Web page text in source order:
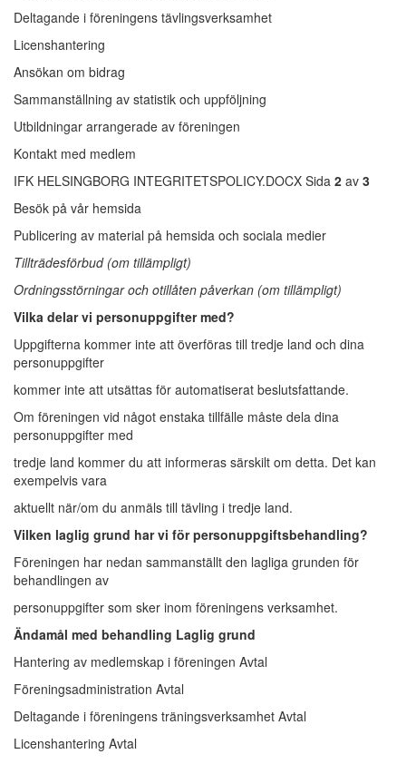
Deltagande i föreningens tävlingsverksamhet
Licenshantering
Ansökan om bidrag
Sammanställning av statistik och uppföljning
Utbildningar arrangerade av föreningen
Kontakt med medlem
IFK HELSINGBORG INTEGRITETSPOLICY.DOCX Sida 2 av 3
Besök på vår hemsida
Publicering av material på hemsida och sociala medier
Tillträdesförbud (om tillämpligt)
Ordningsstörningar och otillåten påverkan (om tillämpligt)
Vilka delar vi personuppgifter med?
Uppgifterna kommer inte att överföras till tredje land och dina
personuppgifter
kommer inte att utsättas för automatiserat beslutsfattande.
Om föreningen vid något enstaka tillfälle måste dela dina
personuppgifter med
tredje land kommer du att informeras särskilt om detta. Det kan
exempelvis vara
aktuellt när/om du anmäls till tävling i tredje land.
Vilken laglig grund har vi för personuppgiftsbehandling?
Föreningen har nedan sammanställt den lagliga grunden för
behandlingen av
personuppgifter som sker inom föreningens verksamhet.
Ändamål med behandling Laglig grund
Hantering av medlemskap i föreningen Avtal
Föreningsadministration Avtal
Deltagande i föreningens träningsverksamhet Avtal
Licenshantering Avtal